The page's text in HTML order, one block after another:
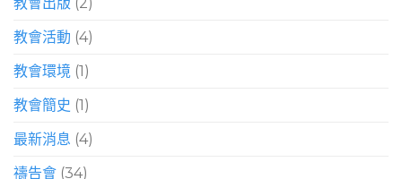
教會活動 (4)
教會環境 (1)
教會簡史 (1)
最新消息 (4)
禱告會 (34)